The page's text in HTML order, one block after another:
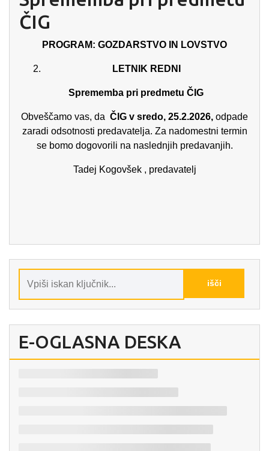
ČIG
PROGRAM: GOZDARSTVO IN LOVSTVO
LETNIK REDNI
Sprememba pri predmetu ČIG
Obveščamo vas, da ČIG v sredo, 25.2.2026, odpade
zaradi odsotnosti predavatelja. Za nadomestni termin
se bomo dogovorili na naslednjih predavanjih.
Tadej Kogovšek , predavatelj
E-OGLASNA DESKA